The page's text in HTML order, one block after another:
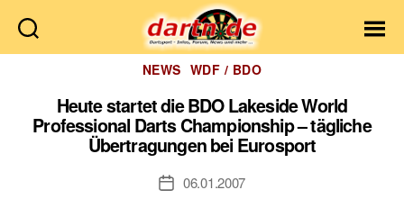
Dartn.de
Kategorien
NEWS WDF / BDO
Heute startet die BDO Lakeside World
Professional Darts Championship – tägliche
Übertragungen bei Eurosport
Veröffentlichungsdatum
06.01.2007